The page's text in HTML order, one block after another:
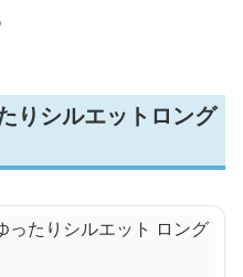
りシルエットロング